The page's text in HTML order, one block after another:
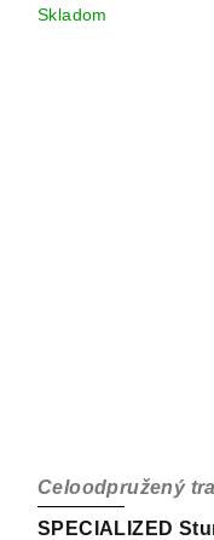
Skladom
SPECIALIZED
Celoodpružený